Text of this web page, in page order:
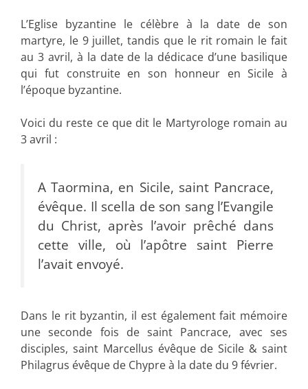
L’Eglise byzantine le célèbre à la date de son
martyre, le 9 juillet, tandis que le rit romain le fait
au 3 avril, à la date de la dédicace d’une basilique
qui fut construite en son honneur en Sicile à
l’époque byzantine.
Voici du reste ce que dit le Martyrologe romain au
3 avril :
A Taormina, en Sicile, saint Pancrace,
évêque. Il scella de son sang l’Evangile
du Christ, après l’avoir prêché dans
cette ville, où l’apôtre saint Pierre
l’avait envoyé.
Dans le rit byzantin, il est également fait mémoire
une seconde fois de saint Pancrace, avec ses
disciples, saint Marcellus évêque de Sicile & saint
Philagrus évêque de Chypre à la date du 9 février.